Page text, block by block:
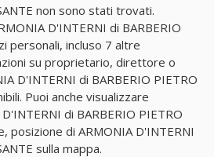
non sono stati trovati.
D'INTERNI di BARBERIO
personali, incluso 7 altre
su proprietario, direttore o
D'INTERNI di BARBERIO PIETRO
Puoi anche visualizzare
di BARBERIO PIETRO
posizione di ARMONIA D'INTERNI
sulla mappa.